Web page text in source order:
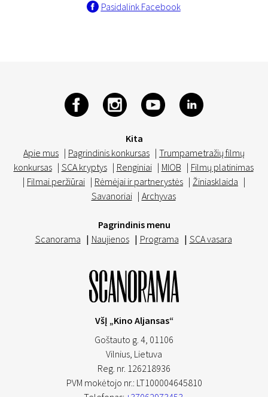
Pasidalink Facebook
Kita
Apie mus | Pagrindinis konkursas | Trumpametražių filmų
konkursas | SCA kryptys | Renginiai | MIOB | Filmų platinimas
| Filmai peržiūrai | Rėmėjai ir partnerystės | Žiniasklaida |
Savanoriai | Archyvas
Pagrindinis menu
Scanorama | Naujienos | Programa | SCA vasara
VšĮ „Kino Aljansas“
Goštauto g. 4, 01106
Vilnius, Lietuva
Reg. nr. 126218936
PVM mokėtojo nr.: LT100004645810